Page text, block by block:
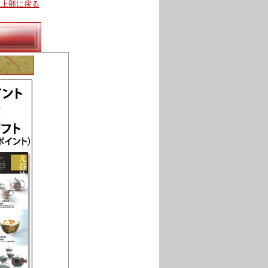
部に戻る